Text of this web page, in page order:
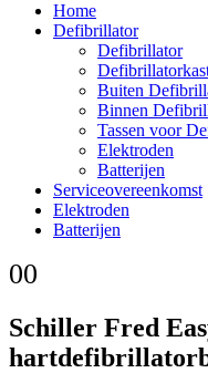
Home
Defibrillator
Defibrillator
Buiten
Binnen
Tassen voor
Elektroden
Batterijen
Serviceovereenkomst
Elektroden
Batterijen
00
Schiller Fred